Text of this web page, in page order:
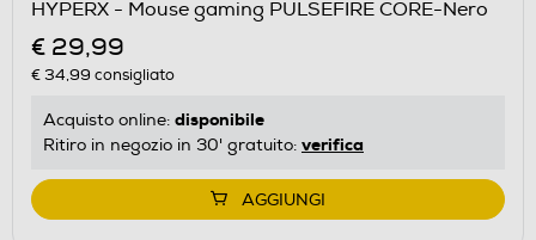
HYPERX - Mouse gaming PULSEFIRE CORE-Nero
€ 29,99
€ 34,99 consigliato
Acquisto online: disponibile
Ritiro in negozio in 30' gratuito: verifica
AGGIUNGI